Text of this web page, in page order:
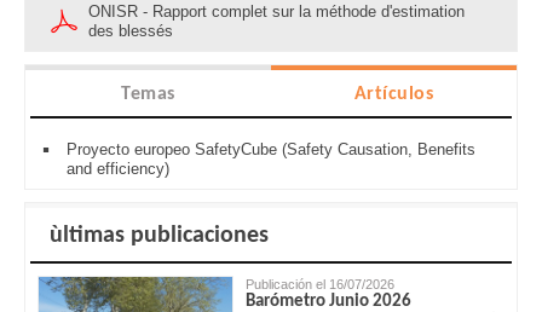
ONISR - Rapport complet sur la méthode d'estimation
des blessés
Temas Artículos
Proyecto europeo SafetyCube (Safety Causation, Benefits
and efficiency)
ùltimas publicaciones
Publicación el 16/07/2026
Barómetro Junio 2026